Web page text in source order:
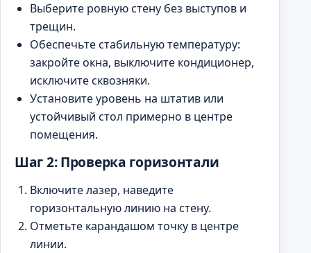
Выберите ровную стену без выступов и
трещин.
Обеспечьте стабильную температуру:
закройте окна, выключите кондиционер,
исключите сквозняки.
Установите уровень на штатив или
устойчивый стол примерно в центре
помещения.
Шаг 2: Проверка горизонтали
Включите лазер, наведите
горизонтальную линию на стену.
Отметьте карандашом точку в центре
линии.